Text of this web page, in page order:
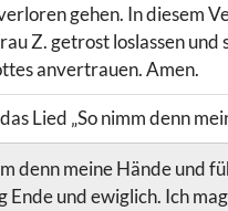
gehen. In diesem
Z. getrost loslassen und
anvertrauen. Amen.
Lied „So nimm denn
denn meine Hände und
Ende und ewiglich. Ich